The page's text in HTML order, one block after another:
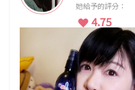
她給予的評分：
4.75